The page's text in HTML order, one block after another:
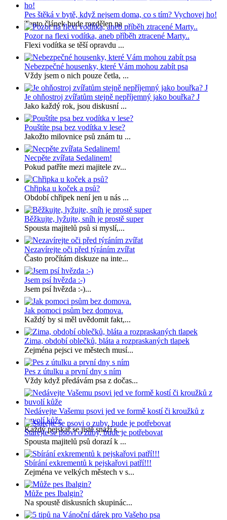
Pes štěká v bytě, když nejsem doma, co s tím? Vychovej ho!
Tento článek bude rozdělen na ...
Pozor na flexi vodítka, aneb příběh ztracené Marty..
Flexi vodítka se těší opravdu ...
Nebezpečné housenky, které Vám mohou zabít psa
Vždy jsem o nich pouze četla, ...
Je ohňostroj zvířatům stejně nepříjemný jako bouřka? J
Jako každý rok, jsou diskusní ...
Pouštíte psa bez vodítka v lese?
Jakožto milovnice psů znám tu ...
Necpěte zvířata Sedalinem!
Pokud patříte mezi majitele zv...
Chřipka u koček a psů?
Období chřipek není jen u nás ...
Běžkujte, lyžujte, sníh je prostě super
Spousta majitelů psů si myslí,...
Nezavírejte oči před týráním zvířat
Často pročítám diskuze na inte...
Jsem psí hvězda :-)
Jsem psí hvězda :-)...
Jak pomoci psům bez domova.
Každý by si měl uvědomit fakt,...
Zima, období oblečků, bláta a rozpraskaných tlapek
Zejména pejsci ve městech musí...
Pes z útulku a první dny s ním
Vždy když předávám psa z dočas...
Nedávejte Vašemu psovi jed ve formě kostí či kroužků z
buvolí kůže
Každý pejskař se jistě snaží s...
Starejte se psovi o zuby, bude je potřebovat
Spousta majitelů psů dorazí k ...
Sbírání exkrementů k pejskařovi patří!!!
Zejména ve velkých městech v s...
Může pes Ibalgin?
Na spoustě diskusních skupinác...